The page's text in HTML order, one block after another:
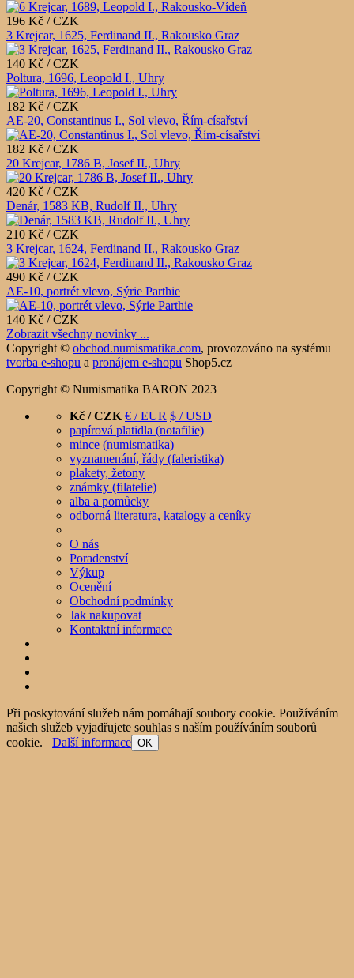
196 Kč / CZK
3 Krejcar, 1625, Ferdinand II., Rakousko Graz
140 Kč / CZK
Poltura, 1696, Leopold I., Uhry
182 Kč / CZK
AE-20, Constantinus I., Sol vlevo, Řím-císařství
182 Kč / CZK
20 Krejcar, 1786 B, Josef II., Uhry
420 Kč / CZK
Denár, 1583 KB, Rudolf II., Uhry
210 Kč / CZK
3 Krejcar, 1624, Ferdinand II., Rakousko Graz
490 Kč / CZK
AE-10, portrét vlevo, Sýrie Parthie
140 Kč / CZK
Zobrazit všechny novinky ...
Copyright © obchod.numismatika.com, provozováno na systému
tvorba e-shopu a pronájem e-shopu Shop5.cz
Copyright © Numismatika BARON 2023
Kč / CZK € / EUR $ / USD
papírová platidla (notafilie)
mince (numismatika)
vyznamenání, řády (faleristika)
plakety, žetony
známky (filatelie)
alba a pomůcky
odborná literatura, katalogy a ceníky
O nás
Poradenství
Výkup
Ocenění
Obchodní podmínky
Jak nakupovat
Kontaktní informace
Při poskytování služeb nám pomáhají soubory cookie. Používáním
našich služeb vyjadřujete souhlas s naším používáním souborů
cookie. Další informace